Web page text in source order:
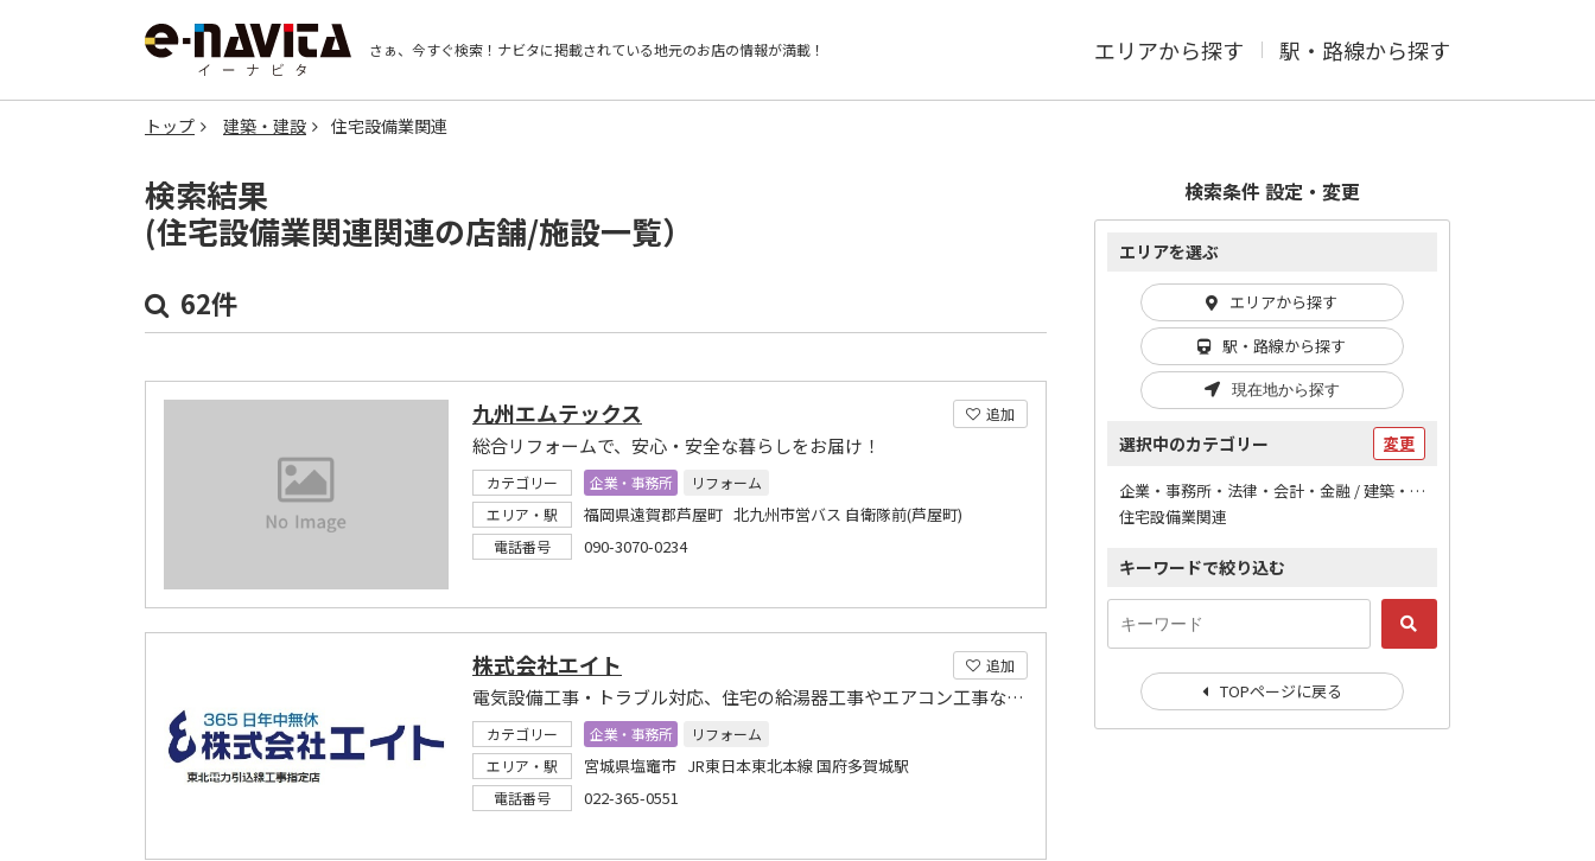
さぁ、今すぐ検索！ ナビタに掲載されている地元のお店の情報が満載！ エリアから探す 駅・路線から探す
トップ 建築・建設 住宅設備業関連
検索結果
(住宅設備業関連関連の店舗/施設一覧）
62件
追加
九州エムテックス
総合リフォームで、安心・安全な暮らしをお届け！
カテゴリー 企業・事務所
リフォーム
エリア・駅
福岡県遠賀郡芦屋町 北九州市営バス 自衛隊前(芦屋町)
電話番号 090-3070-0234
追加
株式会社エイト
電気設備工事・トラブル対応、住宅の給湯器工事やエアコン工事など住宅トラブルに対応
カテゴリー 企業・事務所
リフォーム
エリア・駅
宮城県塩竈市 JR東日本東北本線 国府多賀城駅
電話番号 022-365-0551
検索条件 設定・変更
エリアを選ぶ
エリアから探す
駅・路線から探す
現在地から探す
選択中のカテゴリー 変更
企業・事務所・法律・会計・金融 / 建築・建設
住宅設備業関連
キーワードで絞り込む
TOPページに戻る